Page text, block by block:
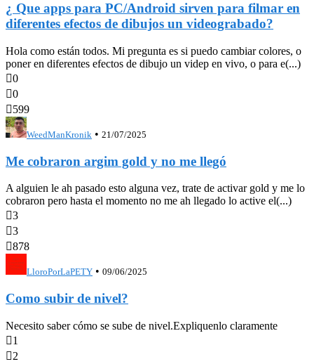
¿ Que apps para PC/Android sirven para filmar en
diferentes efectos de dibujos un videograbado?
Hola como están todos. Mi pregunta es si puedo cambiar colores, o
poner en diferentes efectos de dibujo un videp en vivo, o para e(...)
0
0
599
WeedManKronik • 21/07/2025
Me cobraron argim gold y no me llegó
A alguien le ah pasado esto alguna vez, trate de activar gold y me lo
cobraron pero hasta el momento no me ah llegado lo active el(...)
3
3
878
LloroPorLaPETY • 09/06/2025
Como subir de nivel?
Necesito saber cómo se sube de nivel.Expliquenlo claramente
1
2